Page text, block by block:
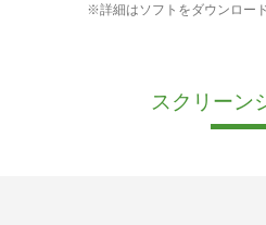
※詳細はソフトをダウンロー
スクリーン